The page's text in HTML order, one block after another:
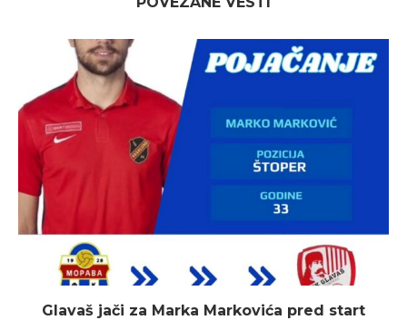
Glavaš jači za Marka Markovića pred start